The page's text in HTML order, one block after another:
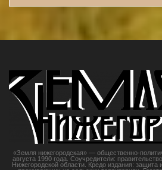
«Земля нижегородская» — общественно-
августа 1990 года. Соучредители:
Нижегородской области. Кредо издания: защита